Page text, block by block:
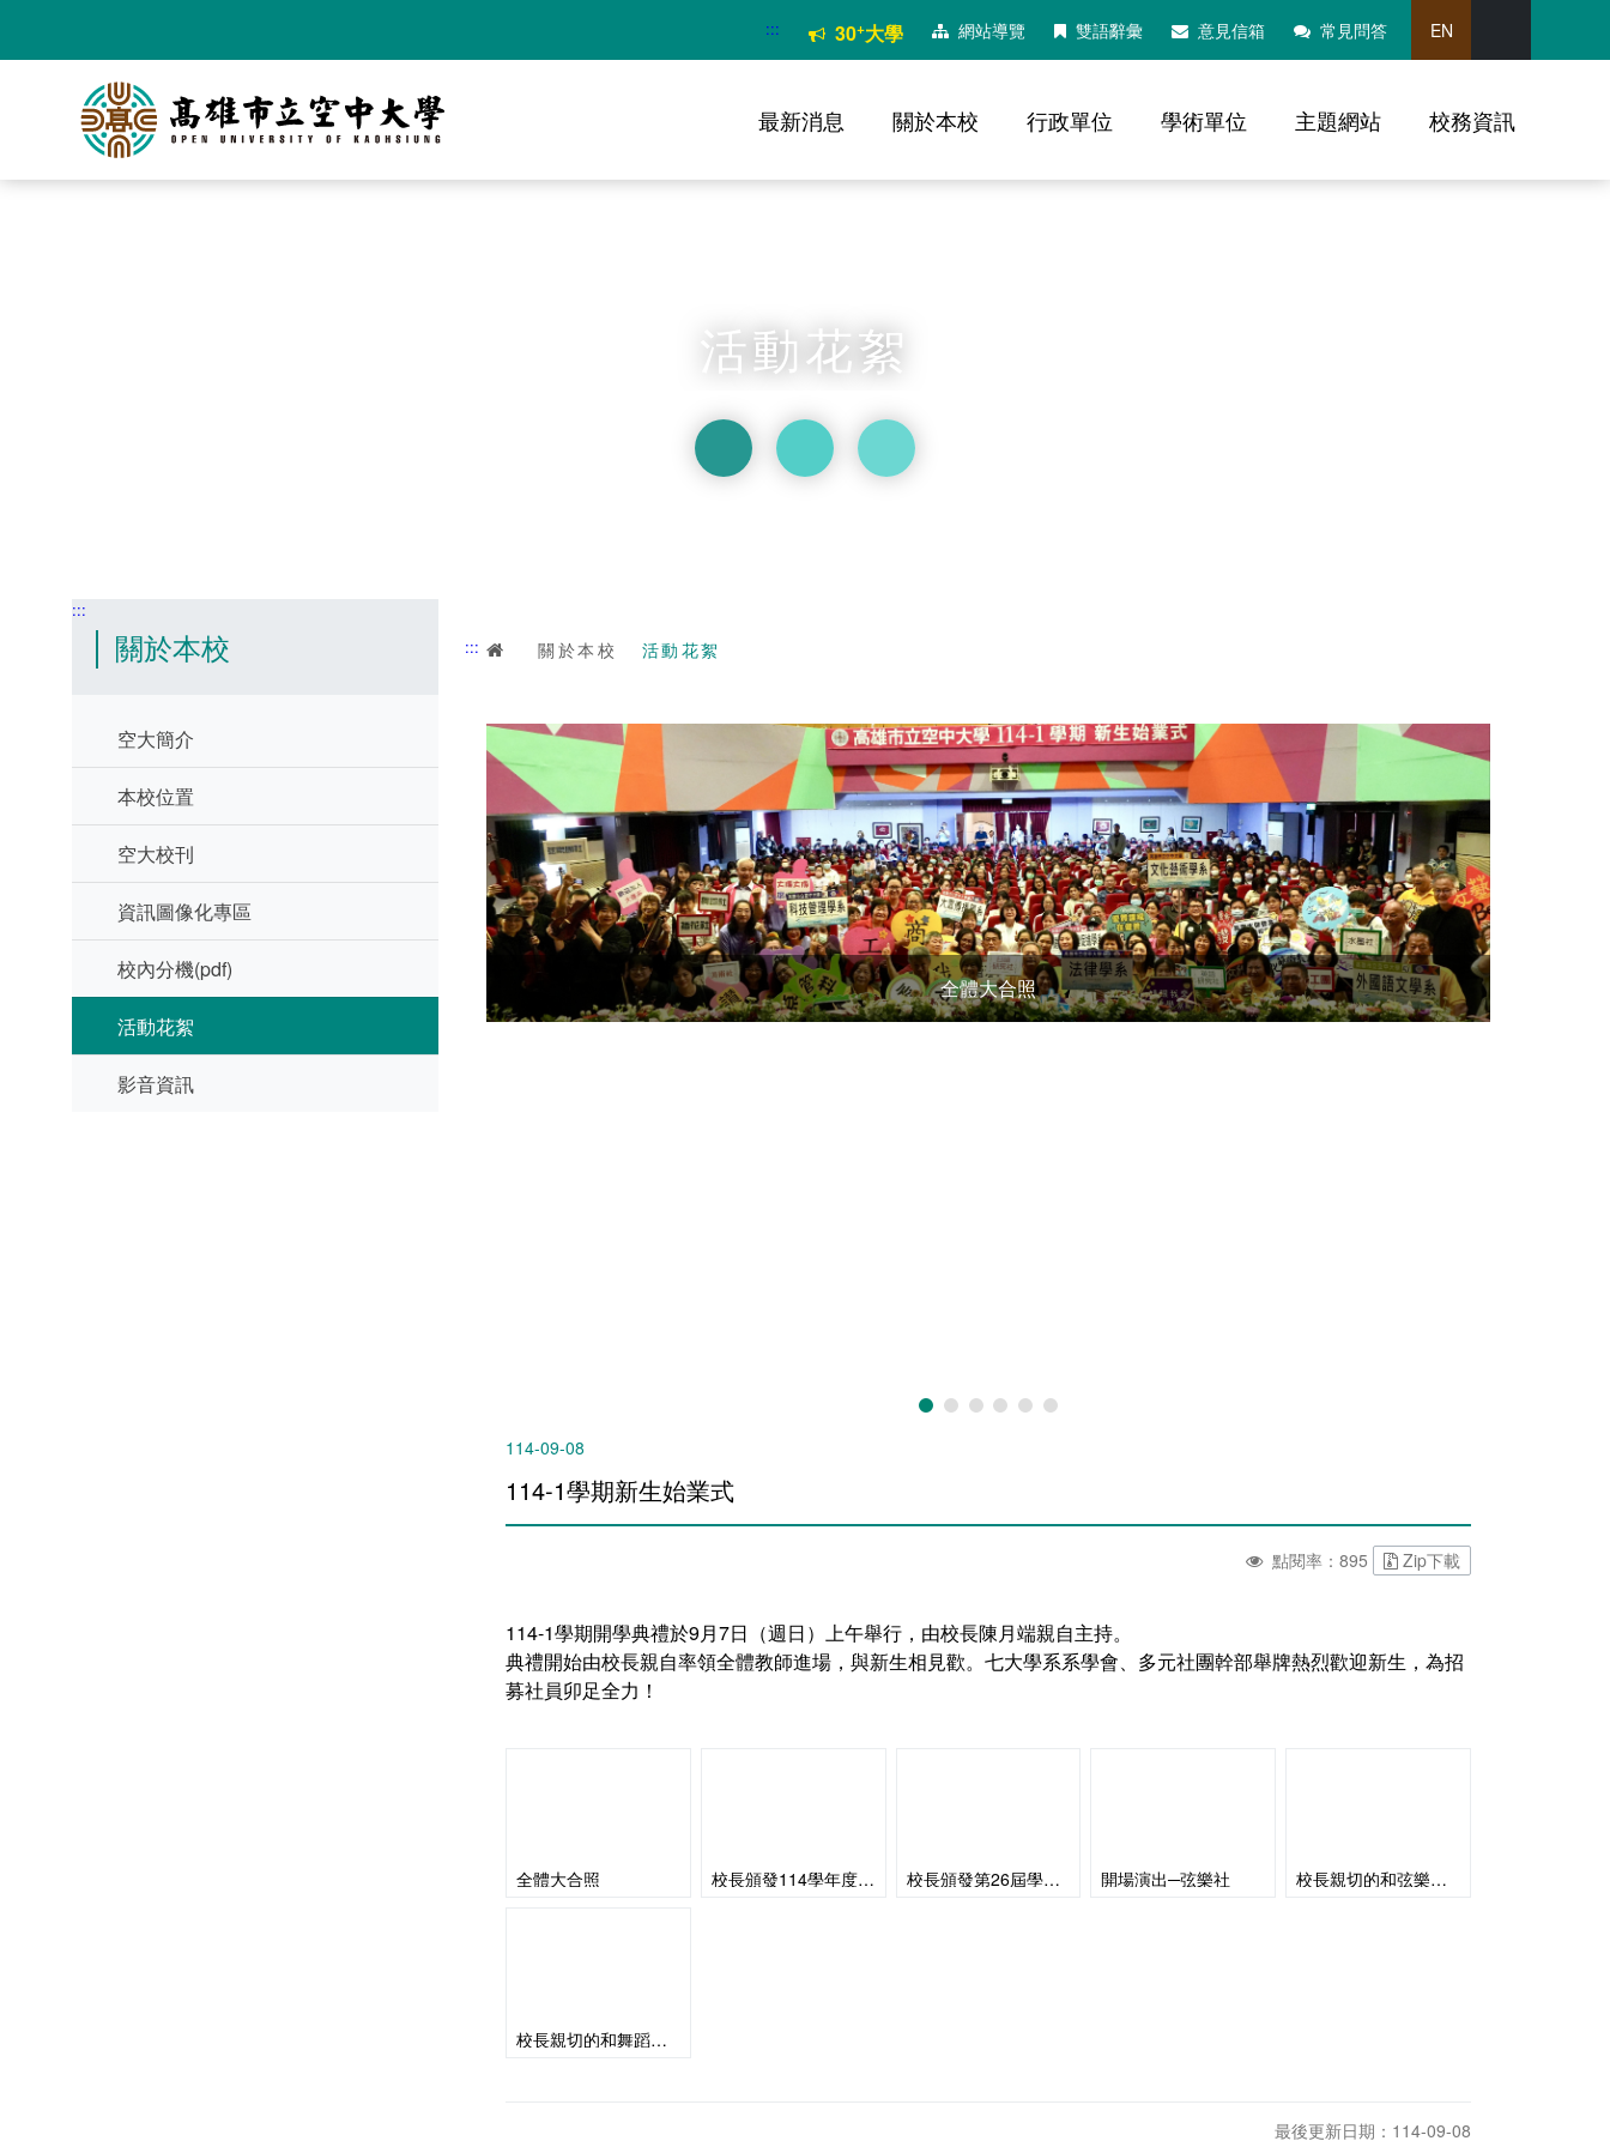
要
::: 30+大學 網站導覽 雙語辭彙 意見信箱 常見問答 EN
最新消息 關於本校 行政單位 學術單位 主題網站 校務資訊
活動花絮
放大
列印
:::
關於本校
空大簡介
本校位置
空大校刊
資訊圖像化專區
校內分機(pdf)
活動花絮
影音資訊
::: 首頁關於本校 活動花絮
全體大合照
114-09-08
114-1學期新生始業式
點閱率：895 Zip下載
114-1學期開學典禮於9月7日（週日）上午舉行，由校長陳月端親自主持。
典禮開始由校長親自率領全體教師進場，與新生相見歡。七大學系系學會、多元社團幹部舉牌熱烈歡迎新生，為招
募社員卯足全力！
全體大合照 校長頒發114學年度系學會會長當選證書 校長頒發第26屆學生代表選證書 開場演出─弦樂社 校長親切的和弦樂社社員合照
校長親切的和舞蹈社社員合照
最後更新日期：114-09-08